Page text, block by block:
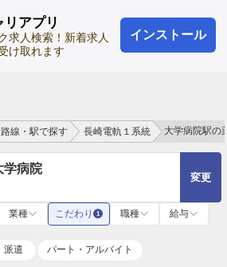
リアプリ
求人検索！新着求人
け取れます
インストール
ログイン 会員登録
路線・駅で探す 長崎電軌１系統 大学病院駅の
学病院
変更
業種 こだわり 1 職種
給与
派遣 パート・アルバイト